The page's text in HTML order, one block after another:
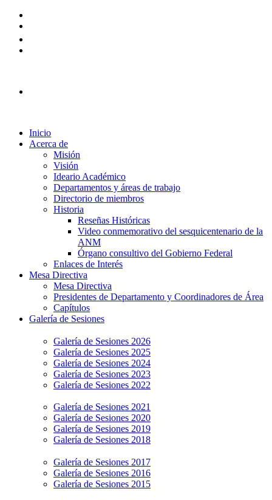
Inicio
Acerca de
Misión
Visión
Ideario Académico
Departamentos y áreas de trabajo
Directorio de miembros
Historia
Reseñas Históricas
Video conmemorativo del sesquicentenario de la
ANM
Órgano consultivo del Gobierno Federal
Enlaces de Interés
Mesa Directiva
Mesa Directiva
Presidentes de Departamento y Coordinadores de Área
Capítulos
Galería de Sesiones
Galería de Sesiones 2026
Galería de Sesiones 2025
Galería de Sesiones 2024
Galería de Sesiones 2023
Galería de Sesiones 2022
Galería de Sesiones 2021
Galería de Sesiones 2020
Galería de Sesiones 2019
Galería de Sesiones 2018
Galería de Sesiones 2017
Galería de Sesiones 2016
Galería de Sesiones 2015